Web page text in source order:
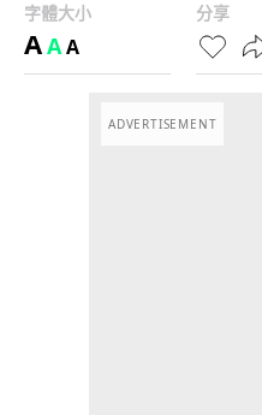
字體大小
AAA
分享
ADVERTISEMENT